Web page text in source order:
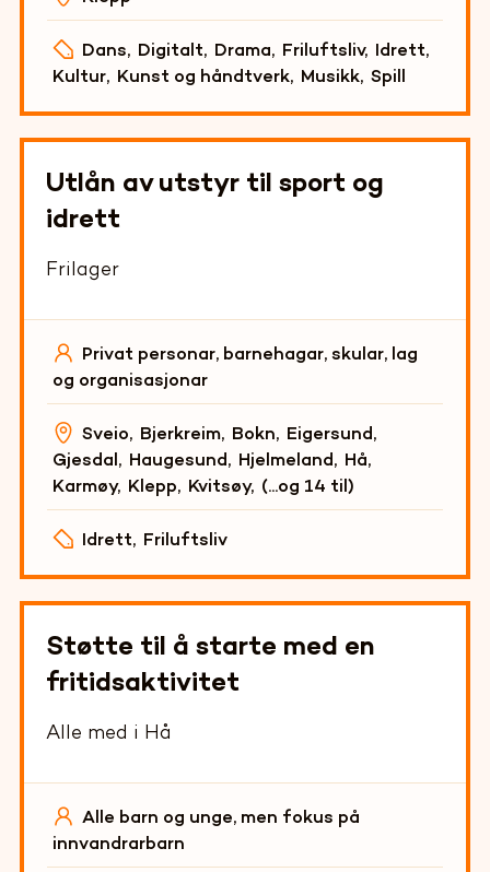
Dans, Digitalt, Drama, Friluftsliv, Idrett,
Kultur, Kunst og håndtverk, Musikk, Spill
Utlån av utstyr til sport og
idrett
Frilager
Privat personar, barnehagar, skular, lag
og organisasjonar
Sveio, Bjerkreim, Bokn, Eigersund,
Gjesdal, Haugesund, Hjelmeland, Hå,
Karmøy, Klepp, Kvitsøy, (...og 14 til)
Idrett, Friluftsliv
Støtte til å starte med en
fritidsaktivitet
Alle med i Hå
Alle barn og unge, men fokus på
innvandrarbarn